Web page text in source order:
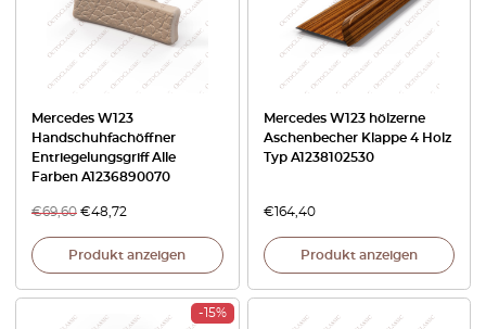
Mercedes W123
Handschuhfachöffner
Entriegelungsgriff Alle
Farben A1236890070
€69,60 €48,72
Produkt anzeigen
Mercedes W123 hölzerne
Aschenbecher Klappe 4 Holz
Typ A1238102530
€164,40
Produkt anzeigen
-15%